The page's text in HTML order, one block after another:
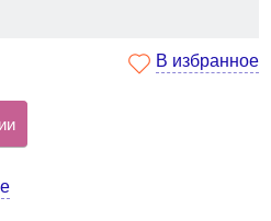
В избранное